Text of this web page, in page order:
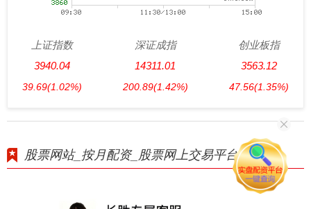
上证指数
3940.04
39.69(1.02%)
深证成指
14311.01
200.89(1.42%)
创业板指
3563.12
47.56(1.35%)
股票网站_按月配资_股票网上交易平台